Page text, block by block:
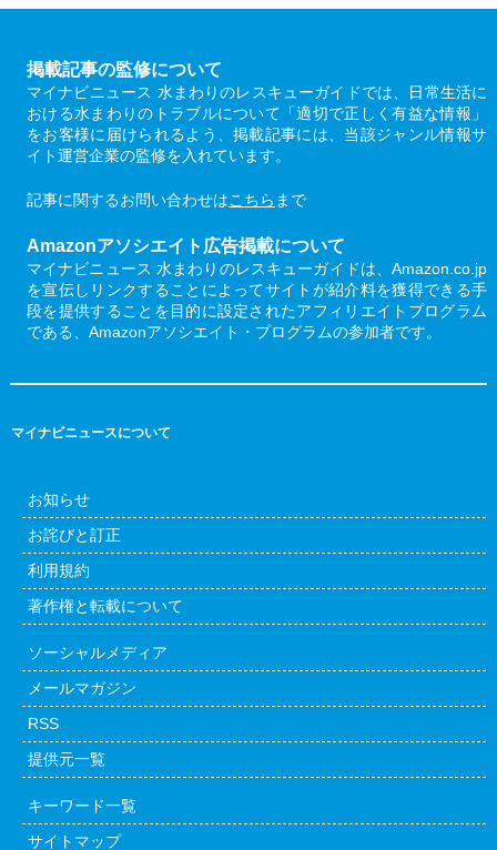
掲載記事の監修について
マイナビニュース 水まわりのレスキューガイドでは、日常生活に
おける水まわりのトラブルについて「適切で正しく有益な情報」
をお客様に届けられるよう、掲載記事には、当該ジャンル情報サ
イト運営企業の監修を入れています。
記事に関するお問い合わせはこちら まで
Amazonアソシエイト広告掲載について
マイナビニュース 水まわりのレスキューガイドは、Amazon.co.jp
を宣伝しリンクすることによってサイトが紹介料を獲得できる手
段を提供することを目的に設定されたアフィリエイトプログラム
である、Amazonアソシエイト・プログラムの参加者です。
マイナビニュースについて
お知らせ
お詫びと訂正
利用規約
著作権と転載について
ソーシャルメディア
メールマガジン
RSS
提供元一覧
キーワード一覧
サイトマップ